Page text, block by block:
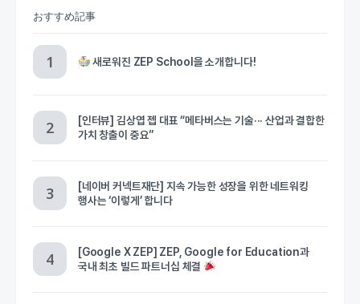
おすすめ記事
새로워진 ZEP School을 소개합니다!
[인터뷰] 김상엽 젭 대표 “메타버스는 기술··· 산업과 결합한
가치 창출이 중요”
[네이버 커넥트재단] 지속 가능한 성장을 위한 네트워킹
행사는 ‘이렇게’ 합니다
[Google X ZEP] ZEP, Google for Education과
국내 최초 빌드 파트너십 체결